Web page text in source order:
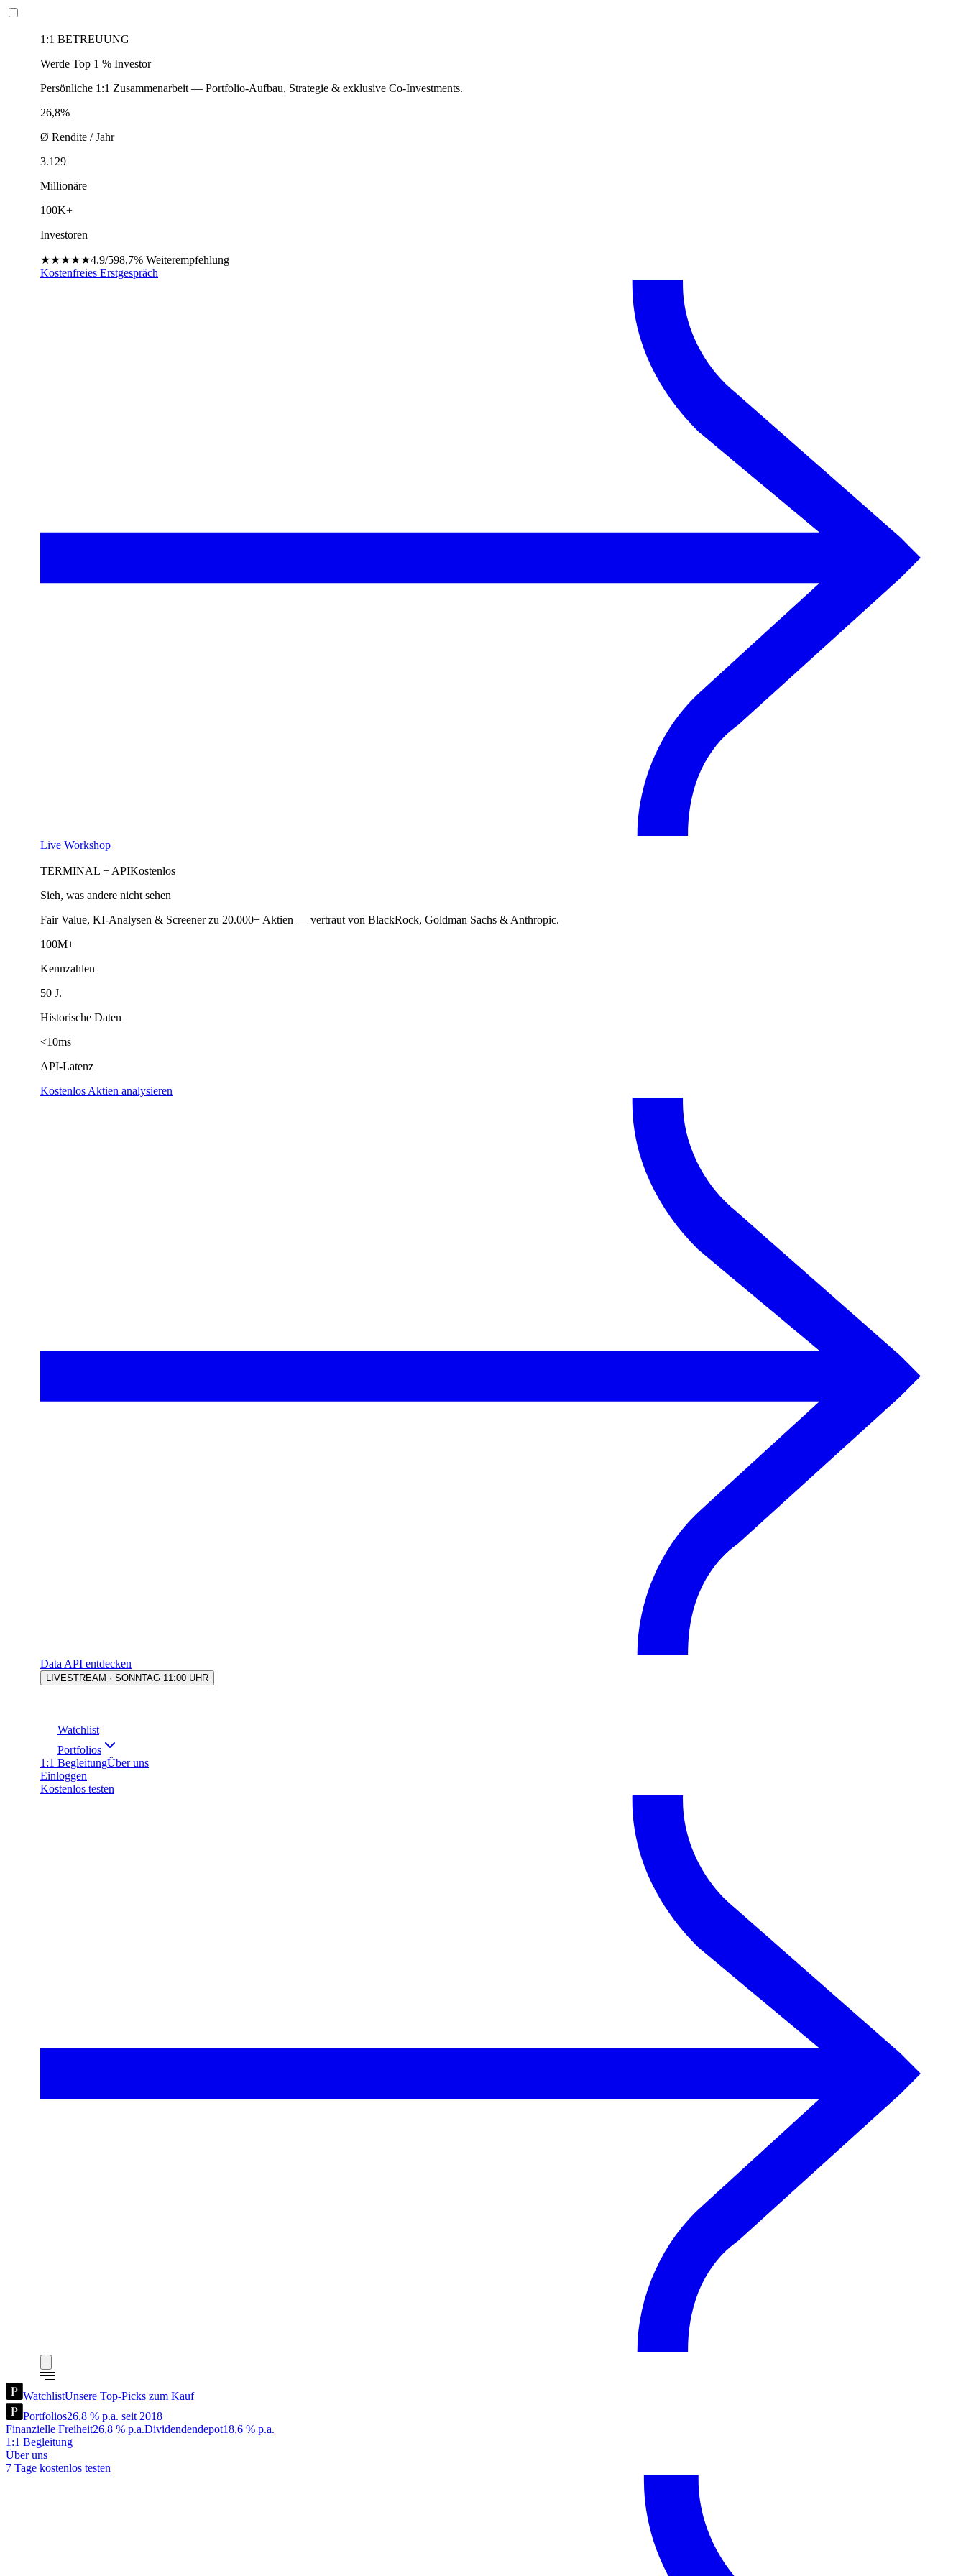
1:1 BETREUUNG
Werde Top 1 % Investor
Persönliche 1:1 Zusammenarbeit — Portfolio-Aufbau, Strategie & exklusive Co-Investments.
26,8%
Ø Rendite / Jahr
3.129
Millionäre
100K+
Investoren
★★★★★4.9/598,7% Weiterempfehlung
Kostenfreies Erstgespräch
Live Workshop
TERMINAL + APIKostenlos
Sieh, was andere nicht sehen
Fair Value, KI-Analysen & Screener zu 20.000+ Aktien — vertraut von BlackRock, Goldman Sachs & Anthropic.
100M+
Kennzahlen
50 J.
Historische Daten
<10ms
API-Latenz
Kostenlos Aktien analysieren
Data API entdecken
LIVESTREAM · SONNTAG 11:00 UHR
Watchlist
Portfolios
1:1 BegleitungÜber uns
Einloggen
Kostenlos testen
WatchlistUnsere Top-Picks zum Kauf
Portfolios26,8 % p.a. seit 2018
Finanzielle Freiheit26,8 % p.a.Dividendendepot18,6 % p.a.
1:1 Begleitung
Über uns
7 Tage kostenlos testen